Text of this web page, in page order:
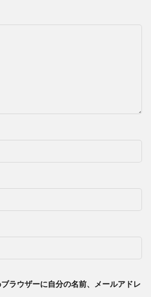
ラウザーに自分の名前、メールアドレ